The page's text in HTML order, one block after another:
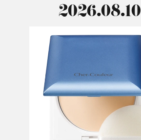
2026.08.10